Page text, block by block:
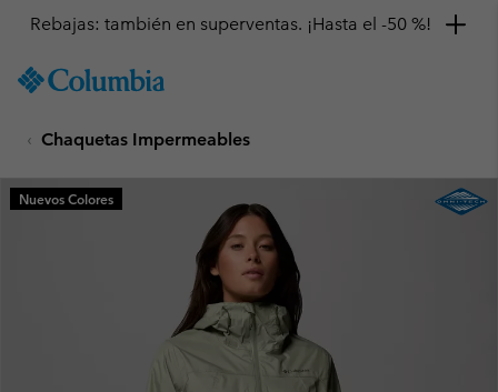
TO
SKIP
MAIN
NAV
Rebajas: también en superventas. ¡Hasta el -50 %!
Chaquetas Impermeables
Nuevos Colores